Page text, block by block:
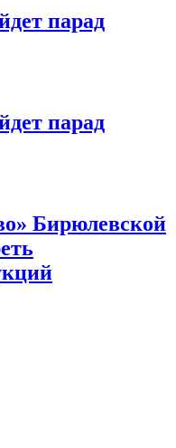
парад
парад
Бирюлевской